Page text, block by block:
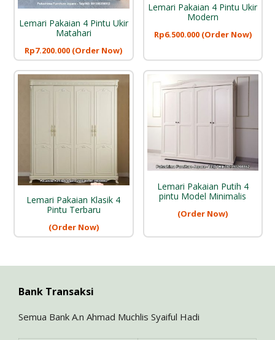
Lemari Pakaian 4 Pintu Ukir
Matahari
Rp7.200.000 (Order Now)
Lemari Pakaian 4 Pintu Ukir
Modern
Rp6.500.000(Order Now)
Lemari Pakaian Klasik 4
Pintu Terbaru
(Order Now)
Lemari Pakaian Putih 4
pintu Model Minimalis
(Order Now)
Bank Transaksi
Semua Bank A.n Ahmad Muchlis Syaiful Hadi